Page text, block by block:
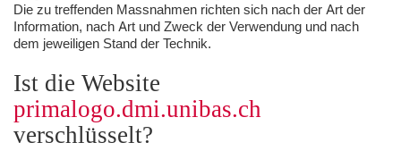
Die zu treffenden Massnahmen richten sich nach der Art der
Information, nach Art und Zweck der Verwendung und nach
dem jeweiligen Stand der Technik.
Ist die Website
primalogo.dmi.unibas.ch
verschlüsselt?